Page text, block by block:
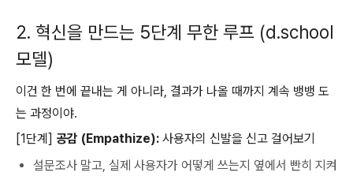
2. 혁신을 만드는 5단계 무한 루프 (d.school
모델)
이건 한 번에 끝내는 게 아니라, 결과가 나올 때까지 계속 뱅뱅 도
는 과정이야.
[1단계] 공감 (Empathize): 사용자의 신발을 신고 걸어보기
설문조사 말고, 실제 사용자가 어떻게 쓰는지 옆에서 빤히 지켜